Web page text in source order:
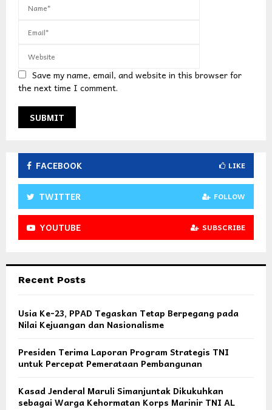
Save my name, email, and website in this browser for
the next time I comment.
FACEBOOK LIKE
TWITTER FOLLOW
YOUTUBE SUBSCRIBE
Recent Posts
Usia Ke-23, PPAD Tegaskan Tetap Berpegang pada
Nilai Kejuangan dan Nasionalisme
Presiden Terima Laporan Program Strategis TNI
untuk Percepat Pemerataan Pembangunan
Kasad Jenderal Maruli Simanjuntak Dikukuhkan
sebagai Warga Kehormatan Korps Marinir TNI AL